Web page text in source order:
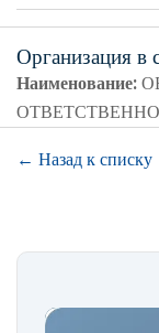
Организация в
Наименование:
← Назад к списку